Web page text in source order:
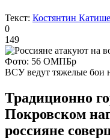
Текст: Костянтин
0
149
Фото: 56 ОМПБр
ВСУ ведут тяжелые бои
Традиционно
Покровском
россияне